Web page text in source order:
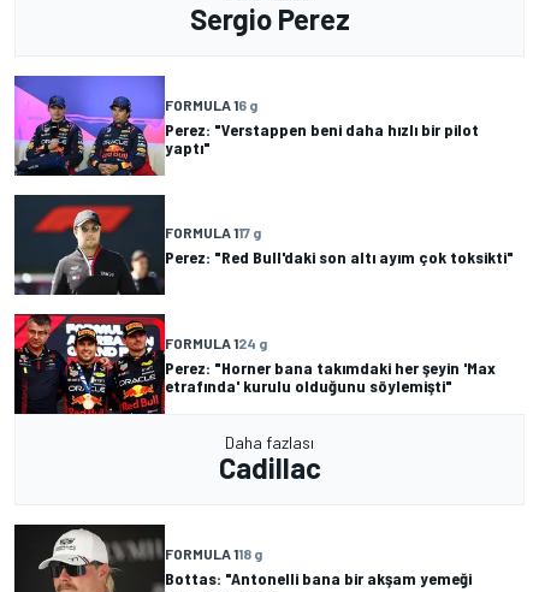
Sergio Perez
FORMULA 16 g
Perez: "Verstappen beni daha hızlı bir pilot
yaptı"
FORMULA 117 g
Perez: "Red Bull'daki son altı ayım çok toksikti"
FORMULA 124 g
Perez: "Horner bana takımdaki her şeyin 'Max
etrafında' kurulu olduğunu söylemişti"
Daha fazlası
Cadillac
FORMULA 118 g
Bottas: "Antonelli bana bir akşam yemeği